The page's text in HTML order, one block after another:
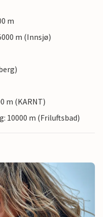
m
m (Innsjø)
m (KARNT)
10000 m (Friluftsbad)